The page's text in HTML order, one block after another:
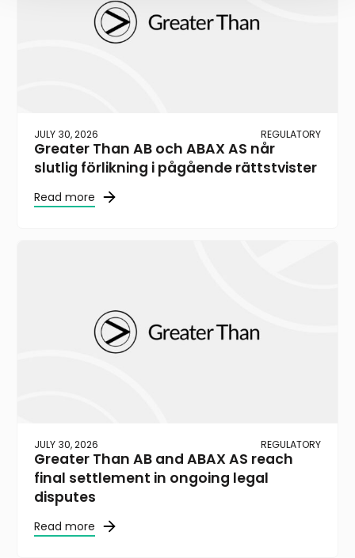
JULY 30, 2026 REGULATORY
Greater Than AB och ABAX AS når
slutlig förlikning i pågående rättstvister
Read more
JULY 30, 2026 REGULATORY
Greater Than AB and ABAX AS reach
final settlement in ongoing legal
disputes
Read more